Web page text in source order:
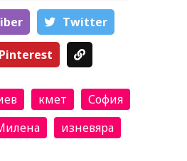
Тwitter
Pinterest
кмет
София
изневяра